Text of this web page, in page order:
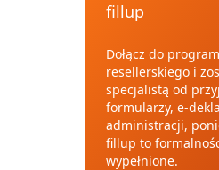
fillup
Dołącz do
resellerskiego i
specjalistą od
formularzy, e-
administracji,
fillup to
wypełnione.